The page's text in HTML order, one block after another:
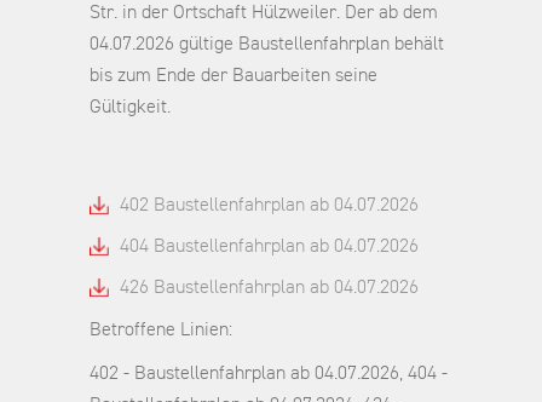
Str. in der Ortschaft Hülzweiler. Der ab dem
04.07.2026 gültige Baustellenfahrplan behält
bis zum Ende der Bauarbeiten seine
Gültigkeit.
402 Baustellenfahrplan ab 04.07.2026
404 Baustellenfahrplan ab 04.07.2026
426 Baustellenfahrplan ab 04.07.2026
Betroffene Linien:
402 - Baustellenfahrplan ab 04.07.2026, 404 -